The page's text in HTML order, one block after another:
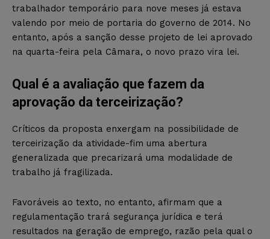
trabalhador temporário para nove meses já estava
valendo por meio de portaria do governo de 2014. No
entanto, após a sanção desse projeto de lei aprovado
na quarta-feira pela Câmara, o novo prazo vira lei.
Qual é a avaliação que fazem da
aprovação da terceirização?
Críticos da proposta enxergam na possibilidade de
terceirização da atividade-fim uma abertura
generalizada que precarizará uma modalidade de
trabalho já fragilizada.
Favoráveis ao texto, no entanto, afirmam que a
regulamentação trará segurança jurídica e terá
resultados na geração de emprego, razão pela qual o